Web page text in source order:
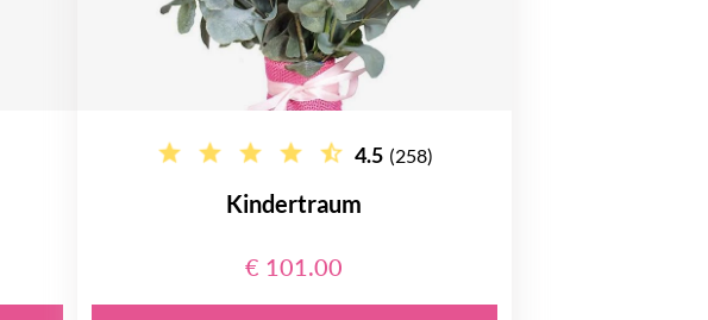
4.5 (258)
Kindertraum
€ 101.00